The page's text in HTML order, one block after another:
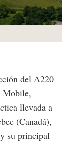
del A220
Mobile,
llevada a
(Canadá),
su principal